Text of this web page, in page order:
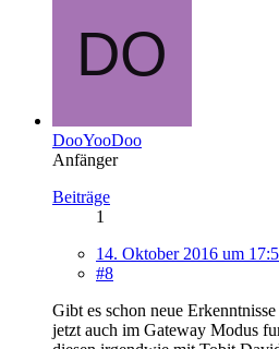
DooYooDoo
Anfänger
Beiträge
1
14. Oktober 2016 um
#8
Gibt es schon neue
jetzt auch im Gateway Modus